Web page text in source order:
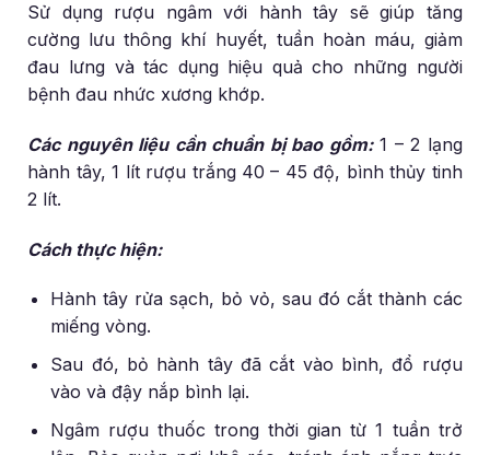
Sử dụng rượu ngâm với hành tây sẽ giúp tăng
cường lưu thông khí huyết, tuần hoàn máu, giảm
đau lưng và tác dụng hiệu quả cho những người
bệnh đau nhức xương khớp.
Các nguyên liệu cần chuẩn bị bao gồm:1 – 2 lạng
hành tây, 1 lít rượu trắng 40 – 45 độ, bình thủy tinh
2 lít.
Cách thực hiện:
Hành tây rửa sạch, bỏ vỏ, sau đó cắt thành các
miếng vòng.
Sau đó, bỏ hành tây đã cắt vào bình, đổ rượu
vào và đậy nắp bình lại.
Ngâm rượu thuốc trong thời gian từ 1 tuần trở